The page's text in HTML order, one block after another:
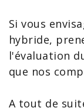
Si vous
hybride,
l'évaluation
que nos
A tout de